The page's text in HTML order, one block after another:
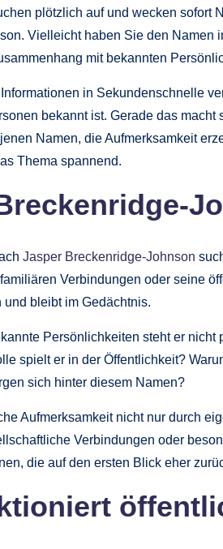
plötzlich auf und wecken sofort
Vielleicht haben Sie den Namen
mit bekannten
Informationen in Sekundenschnelle
bekannt ist. Gerade das
Namen, die Aufmerksamkeit
Thema spannend.
Jasper Breckenridge-Johnson
Verbindungen oder seine
bleibt im Gedächtnis.
Persönlichkeiten steht er
spielt er in der Öffentlichkeit?
sich hinter diesem Namen?
Aufmerksamkeit nicht nur durch
Verbindungen oder
die auf den ersten Blick eher